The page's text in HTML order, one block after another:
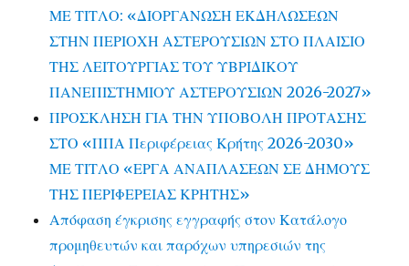
ΜΕ ΤΙΤΛΟ: «ΔΙΟΡΓΑΝΩΣΗ ΕΚΔΗΛΩΣΕΩΝ
ΣΤΗΝ ΠΕΡΙΟΧΗ ΑΣΤΕΡΟΥΣΙΩΝ ΣΤΟ ΠΛΑΙΣΙΟ
ΤΗΣ ΛΕΙΤΟΥΡΓΙΑΣ ΤΟΥ ΥΒΡΙΔΙΚΟΥ
ΠΑΝΕΠΙΣΤΗΜΙΟΥ ΑΣΤΕΡΟΥΣΙΩΝ 2026-2027»
ΠΡΟΣΚΛΗΣΗ ΓΙΑ ΤΗΝ ΥΠΟΒΟΛΗ ΠΡΟΤΑΣΗΣ
ΣΤΟ «ΠΠΑ Περιφέρειας Κρήτης 2026-2030»
ΜΕ ΤΙΤΛΟ «ΕΡΓΑ ΑΝΑΠΛΑΣΕΩΝ ΣΕ ΔΗΜΟΥΣ
ΤΗΣ ΠΕΡΙΦΕΡΕΙΑΣ ΚΡΗΤΗΣ»
Απόφαση έγκρισης εγγραφής στον Κατάλογο
προμηθευτών και παρόχων υπηρεσιών της